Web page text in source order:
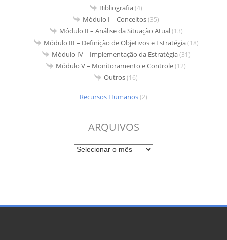
Bibliografia(4)
Módulo I – Conceitos(35)
Módulo II – Análise da Situação Atual(13)
Módulo III – Definição de Objetivos e Estratégia(18)
Módulo IV – Implementação da Estratégia(31)
Módulo V – Monitoramento e Controle(12)
Outros(16)
Recursos Humanos(2)
ARQUIVOS